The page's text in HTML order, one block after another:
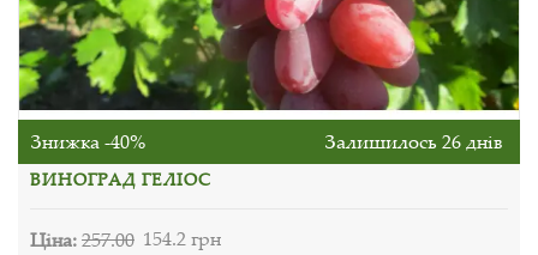
Знижка -40% Залишилось 26 днів
ВИНОГРАД ГЕЛІОС
Ціна:257.00 154.2 грн